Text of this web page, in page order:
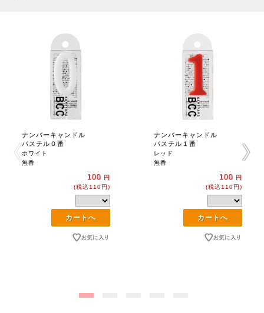
ナンバーキャンドル
パステル０番
ホワイト
無香
100 円
(税込110円)
ナンバーキャンドル
パステル１番
レッド
無香
100 円
(税込110円)